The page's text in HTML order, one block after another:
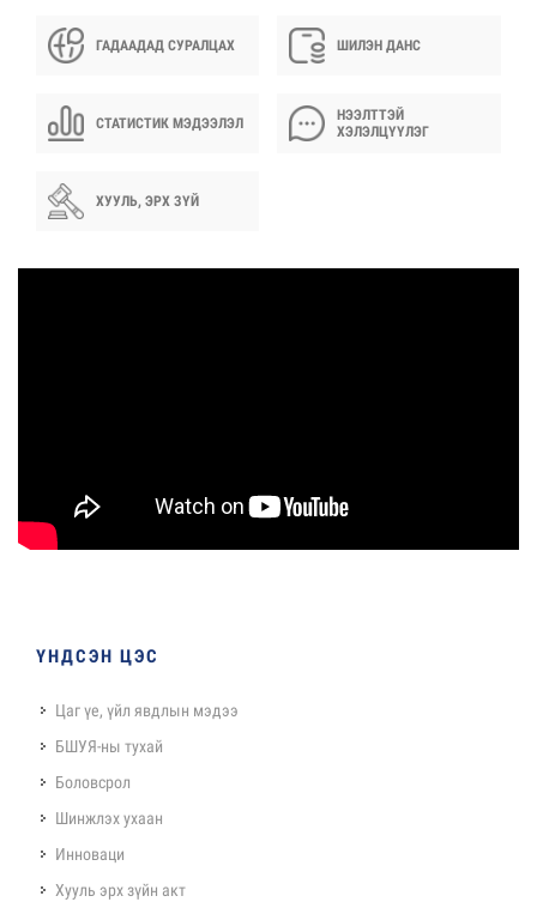
ГАДААДАД СУРАЛЦАХ ШИЛЭН ДАНС
СТАТИСТИК МЭДЭЭЛЭЛ
НЭЭЛТТЭЙ
ХЭЛЭЛЦҮҮЛЭГ
ХУУЛЬ, ЭРХ ЗҮЙ
ҮНДСЭН ЦЭС
Цаг үе, үйл явдлын мэдээ
БШУЯ-ны тухай
Боловсрол
Шинжлэх ухаан
Инноваци
Хууль эрх зүйн акт